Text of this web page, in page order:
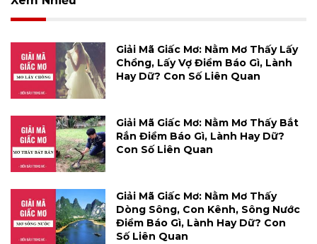
Giải Mã Giấc Mơ: Nằm Mơ Thấy Lấy
Chồng, Lấy Vợ Điềm Báo Gì, Lành
Hay Dữ? Con Số Liên Quan
Giải Mã Giấc Mơ: Nằm Mơ Thấy Bắt
Rắn Điềm Báo Gì, Lành Hay Dữ?
Con Số Liên Quan
Giải Mã Giấc Mơ: Nằm Mơ Thấy
Dòng Sông, Con Kênh, Sông Nước
Điềm Báo Gì, Lành Hay Dữ? Con
Số Liên Quan